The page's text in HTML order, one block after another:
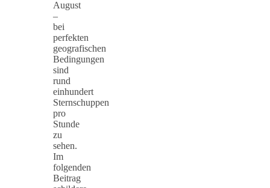
August
–
bei
perfekten
geografischen
Bedingungen
sind
rund
einhundert
Sternschuppen
pro
Stunde
zu
sehen.
Im
folgenden
Beitrag